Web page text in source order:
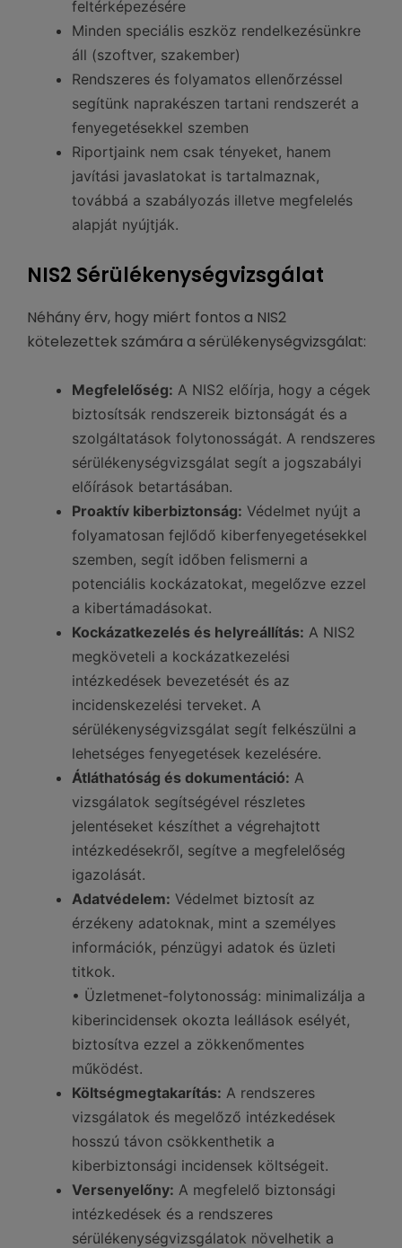
feltérképezésére
Minden speciális eszköz rendelkezésünkre
áll (szoftver, szakember)
Rendszeres és folyamatos ellenőrzéssel
segítünk naprakészen tartani rendszerét a
fenyegetésekkel szemben
Riportjaink nem csak tényeket, hanem
javítási javaslatokat is tartalmaznak,
továbbá a szabályozás illetve megfelelés
alapját nyújtják.
NIS2 Sérülékenységvizsgálat
Néhány érv, hogy miért fontos a NIS2
kötelezettek számára a sérülékenységvizsgálat:
Megfelelőség: A NIS2 előírja, hogy a cégek
biztosítsák rendszereik biztonságát és a
szolgáltatások folytonosságát. A rendszeres
sérülékenységvizsgálat segít a jogszabályi
előírások betartásában.
Proaktív kiberbiztonság: Védelmet nyújt a
folyamatosan fejlődő kiberfenyegetésekkel
szemben, segít időben felismerni a
potenciális kockázatokat, megelőzve ezzel
a kibertámadásokat.
Kockázatkezelés és helyreállítás: A NIS2
megköveteli a kockázatkezelési
intézkedések bevezetését és az
incidenskezelési terveket. A
sérülékenységvizsgálat segít felkészülni a
lehetséges fenyegetések kezelésére.
Átláthatóság és dokumentáció: A
vizsgálatok segítségével részletes
jelentéseket készíthet a végrehajtott
intézkedésekről, segítve a megfelelőség
igazolását.
Adatvédelem: Védelmet biztosít az
érzékeny adatoknak, mint a személyes
információk, pénzügyi adatok és üzleti
titkok.
• Üzletmenet-folytonosság: minimalizálja a
kiberincidensek okozta leállások esélyét,
biztosítva ezzel a zökkenőmentes
működést.
Költségmegtakarítás: A rendszeres
vizsgálatok és megelőző intézkedések
hosszú távon csökkenthetik a
kiberbiztonsági incidensek költségeit.
Versenyelőny: A megfelelő biztonsági
intézkedések és a rendszeres
sérülékenységvizsgálatok növelhetik a